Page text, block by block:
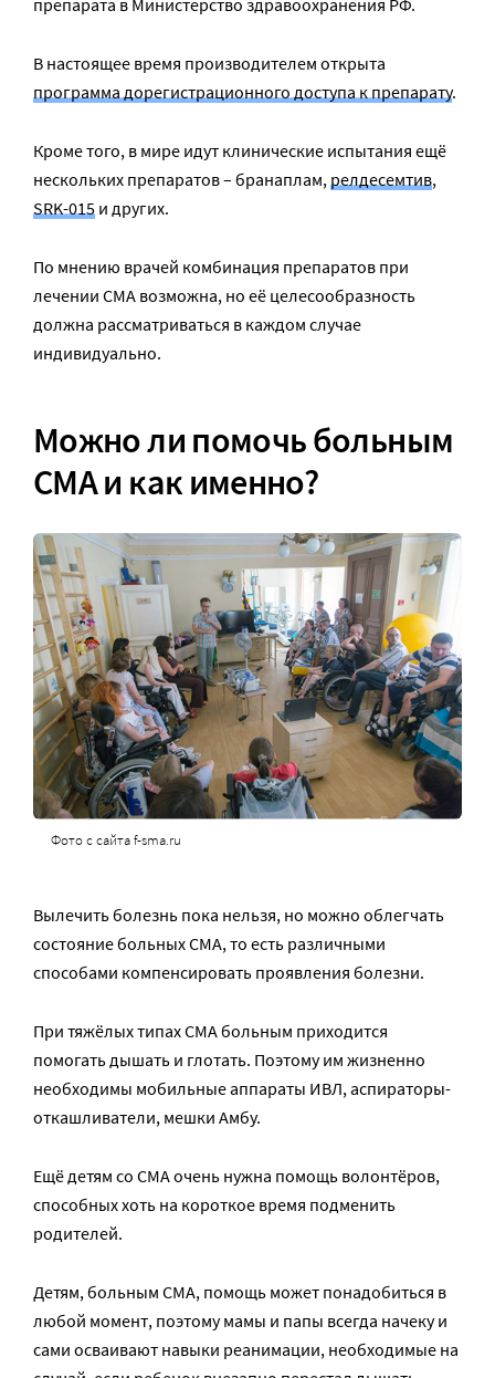
В настоящее время производителем открыта
программа дорегистрационного доступа к препарату.
Кроме того, в мире идут клинические испытания ещё
нескольких препаратов – бранаплам, релдесемтив,
SRK-015 и других.
По мнению врачей комбинация препаратов при
лечении СМА возможна, но её целесообразность
должна рассматриваться в каждом случае
индивидуально.
Можно ли помочь больным
СМА и как именно?
Фото с сайта f-sma.ru
Вылечить болезнь пока нельзя, но можно облегчать
состояние больных СМА, то есть различными
способами компенсировать проявления болезни.
При тяжёлых типах СМА больным приходится
помогать дышать и глотать. Поэтому им жизненно
необходимы мобильные аппараты ИВЛ, аспираторы-
откашливатели, мешки Амбу.
Ещё детям со СМА очень нужна помощь волонтёров,
способных хоть на короткое время подменить
родителей.
Детям, больным СМА, помощь может понадобиться в
любой момент, поэтому мамы и папы всегда начеку и
сами осваивают навыки реанимации, необходимые на